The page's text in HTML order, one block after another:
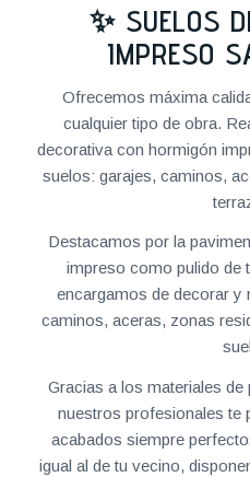
✨ SUELOS
IMPRESO
Ofrecemos máxima
cualquier tipo de obra.
decorativa con hormigón
suelos: garajes, caminos,
Destacamos por la
impreso como pulido de
encargamos de decorar y
caminos, aceras, zonas
Gracias a los materiales de
nuestros profesionales te
acabados siempre
igual al de tu vecino,